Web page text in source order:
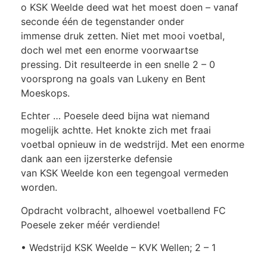
o KSK Weelde deed wat het moest doen – vanaf
seconde één de tegenstander onder
immense druk zetten. Niet met mooi voetbal,
doch wel met een enorme voorwaartse
pressing. Dit resulteerde in een snelle 2 – 0
voorsprong na goals van Lukeny en Bent
Moeskops.
Echter … Poesele deed bijna wat niemand
mogelijk achtte. Het knokte zich met fraai
voetbal opnieuw in de wedstrijd. Met een enorme
dank aan een ijzersterke defensie
van KSK Weelde kon een tegengoal vermeden
worden.
Opdracht volbracht, alhoewel voetballend FC
Poesele zeker méér verdiende!
• Wedstrijd KSK Weelde – KVK Wellen; 2 – 1